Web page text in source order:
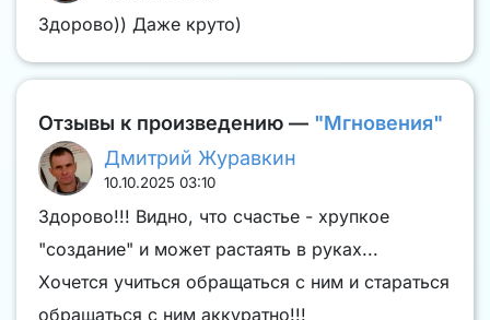
Здорово)) Даже круто)
Отзывы к произведению — "Мгновения"
Дмитрий Журавкин
10.10.2025 03:10
Здорово!!! Видно, что счастье - хрупкое
"создание" и может растаять в руках...
Хочется учиться обращаться с ним и стараться
обращаться с ним аккуратно!!!